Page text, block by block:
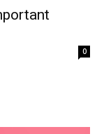
0